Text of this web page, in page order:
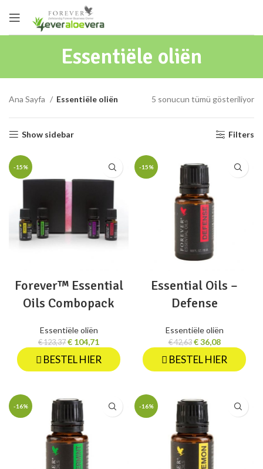
Essentiële oliën
Ana Sayfa Essentiële oliën 5 sonucun tümü gösteriliyor
Show sidebar Filters
-15%
Forever™ Essential
Oils Combopack
Essentiële oliën
€123,37 € 104,71
BESTEL HIER
-15%
Essential Oils –
Defense
Essentiële oliën
€42,63 €36,08
BESTEL HIER
-16% -16%